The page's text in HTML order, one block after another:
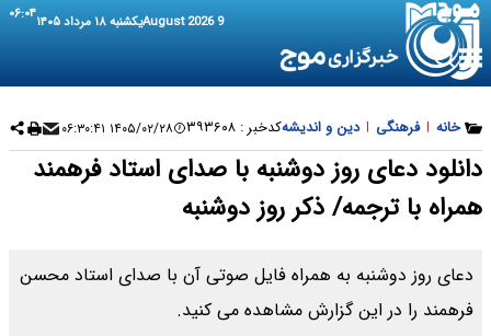
9 August 2026 یکشنبه ۱۸ مرداد ۱۴۰۵ ۰۶:۰۴
خانه | فرهنگی | دین و اندیشهکدخبر : ۳۹۳۶۰۸ ۱۴۰۵/۰۲/۲۸ ۰۶:۳۰:۴۱
دانلود دعای روز دوشنبه با صدای استاد فرهمند
همراه با ترجمه/ ذکر روز دوشنبه
دعای روز دوشنبه به همراه فایل صوتی آن با صدای استاد محسن
فرهمند را در این گزارش مشاهده می کنید.